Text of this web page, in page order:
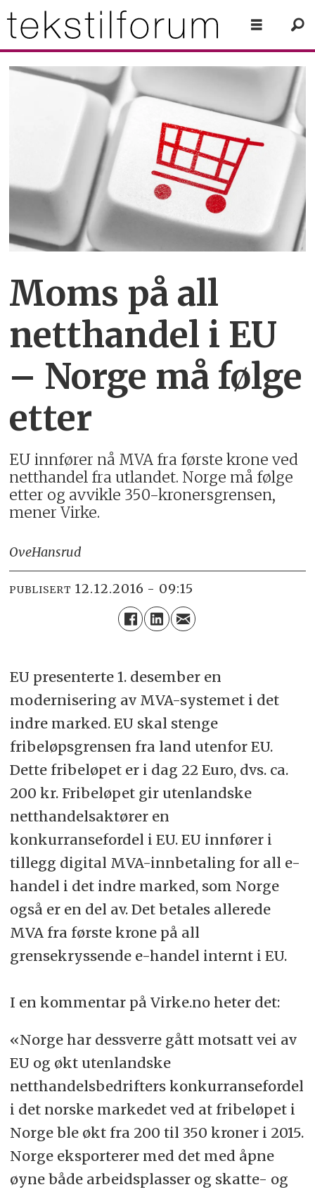
Moms på all
netthandel i EU
– Norge må følge
etter
EU innfører nå MVA fra første krone ved
netthandel fra utlandet. Norge må følge
etter og avvikle 350-kronersgrensen,
mener Virke.
OveHansrud
PUBLISERT 12.12.2016 - 09:15
EU presenterte 1. desember en
modernisering av MVA-systemet i det
indre marked. EU skal stenge
fribeløpsgrensen fra land utenfor EU.
Dette fribeløpet er i dag 22 Euro, dvs. ca.
200 kr. Fribeløpet gir utenlandske
netthandelsaktører en
konkurransefordel i EU. EU innfører i
tillegg digital MVA-innbetaling for all e-
handel i det indre marked, som Norge
også er en del av. Det betales allerede
MVA fra første krone på all
grensekryssende e-handel internt i EU.
I en kommentar på Virke.no heter det:
«Norge har dessverre gått motsatt vei av
EU og økt utenlandske
netthandelsbedrifters konkurransefordel
i det norske markedet ved at fribeløpet i
Norge ble økt fra 200 til 350 kroner i 2015.
Norge eksporterer med det med åpne
øyne både arbeidsplasser og skatte- og